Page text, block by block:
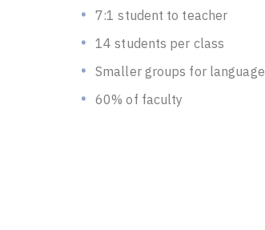
7:1 student to teacher
14 students per class
Smaller groups for language
60% of faculty